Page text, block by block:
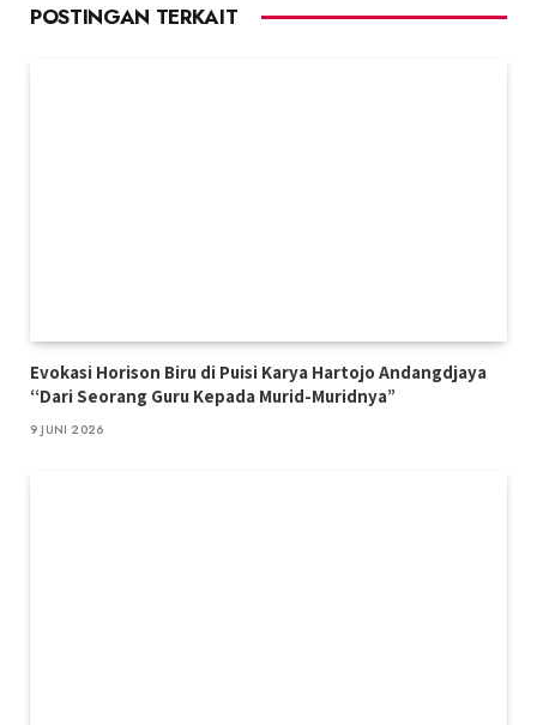
POSTINGAN TERKAIT
Evokasi Horison Biru di Puisi Karya Hartojo Andangdjaya
“Dari Seorang Guru Kepada Murid-Muridnya”
9 JUNI 2026